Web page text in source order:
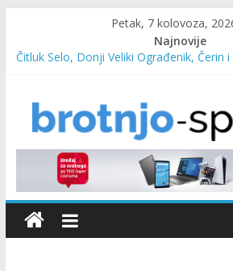
Petak, 7 kolovoza,
Najnovije
Čitluk Selo, Donji Veliki Ograđenik, Čerin
Marin Čilić napredovao na ATP ljestvici
Poznati polufinalisti MNL MZ općine
Predsjednica Vlade Marija Buhač,
načelnik Marin Radišić čestitali
sportsko edukativnog kampa “Izlazi vani”